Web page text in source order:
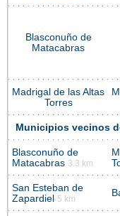
Blasconuño de
Matacabras
Madrigal de las Altas
Torres
Municipios vecinos
Blasconuño de
Matacabras 3.3 km
San Esteban de
Zapardiel
5 km